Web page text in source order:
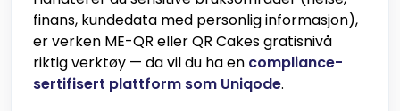
finans, kundedata med personlig informasjon),
er verken ME-QR eller QR Cakes gratisnivå
riktig verktøy — da vil du ha en compliance-
sertifisert plattform som Uniqode.